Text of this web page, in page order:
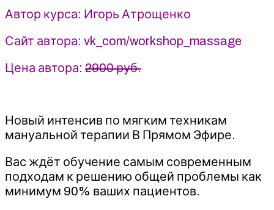
терапии
-
Игорь
Атрощенко
Автор курса: Игорь Атрощенко
Сайт автора: vk_com/workshop_massage
Цена автора: 2900 руб.
Новый интенсив по мягким техникам
мануальной терапии В Прямом Эфире.
Вас ждёт обучение самым современным
подходам к решению общей проблемы как
минимум 90% ваших пациентов.